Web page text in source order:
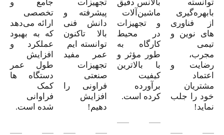
توانسته
بابهره‌گیری
از فناوری
های نوین و
تیمی
مجرب،
رضایت و
اعتماد
مشتریان
خود را جلب
نماید!
بالانس دقیق
ماشین‌آلات
و تجهیزات
در محیط
کارگاه به
طور مؤثر و
با بالاترین
کیفیت
برآورده
کرده است.
تجهیزات
پیشرفته و
دانش فنی
بالا تاکنون
توانسته ایم
عمر مفید
تجهیزات
صنعتی
فراونی را
افزایش
دهیم!
جامع و
تخصصی
ارائه می‌دهد
که به بهبود
عملکرد و
افزایش
طول عمر
دستگاه ها
کمک
فراوانی
شده است.